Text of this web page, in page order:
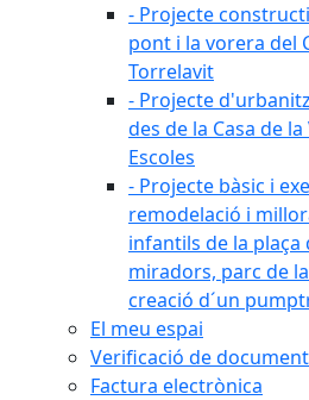
- Projecte
pont i la vorera del
Torrelavit
- Projecte
des de la Casa de
Escoles
- Projecte bàsic i
remodelació i
infantils de la plaça
miradors, parc de
creació d´un
El meu espai
Verificació de
Factura electrònica